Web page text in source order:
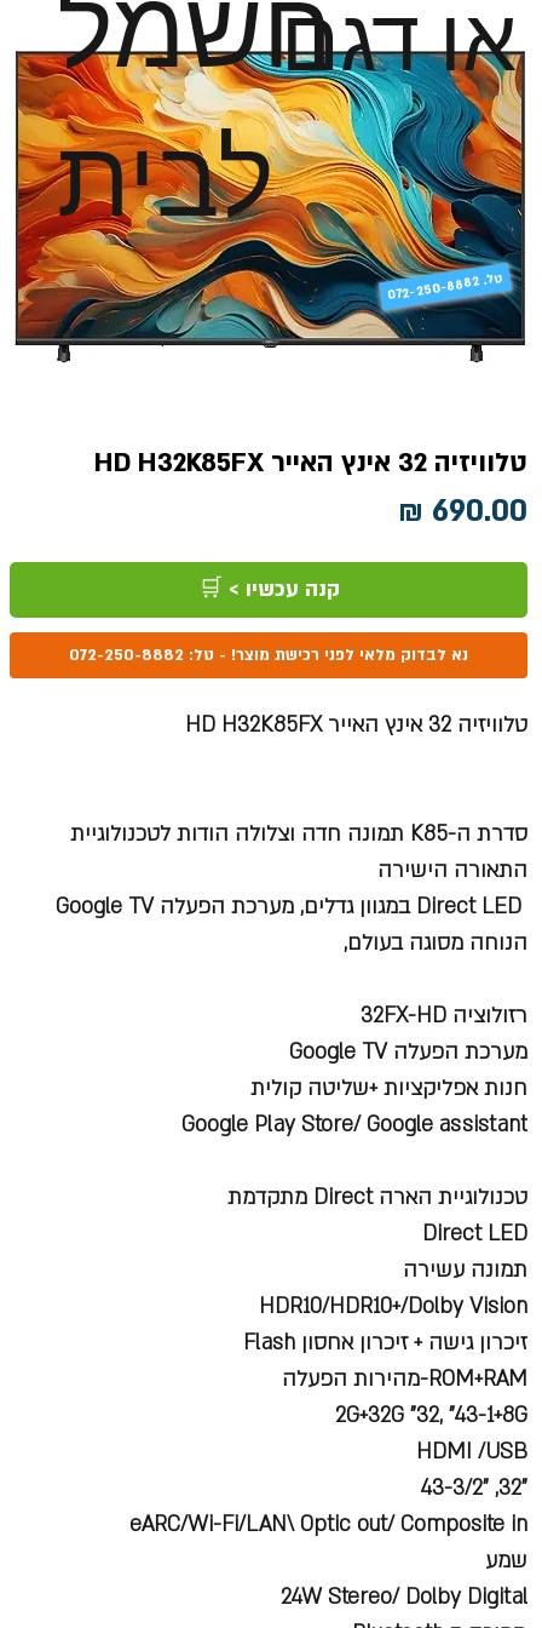
או דגם
לבית
טלוויזיה 32 אינץ האייר HD H32K85FX
קנה עכשיו > 🛒
נא לבדוק מלאי לפני רכישת מוצר! - טל: 072-250-8882
טלוויזיה 32 אינץ האייר HD H32K85FX
סדרת ה-K85 תמונה חדה וצלולה הודות לטכנולוגיית
התאורה הישירה
Direct LED במגוון גדלים, מערכת הפעלה Google TV
הנוחה מסוגה בעולם,
רזולוציה 32FX-HD
מערכת הפעלה Google TV
חנות אפליקציות +שליטה קולית
Google Play Store/ Google assistant
טכנולוגיית הארה Direct מתקדמת
Direct LED
תמונה עשירה
HDR10/HDR10+/Dolby Vision
זיכרון גישה + זיכרון אחסון Flash
ROM+RAM-מהירות הפעלה
2G+32G "32, "43-1+8G
HDMI /USB
"32, "43-3/2
eARC/Wi-Fi/LAN\ Optic out/ Composite in
שמע
24W Stereo/ Dolby Digital
072-250-8882 .טל